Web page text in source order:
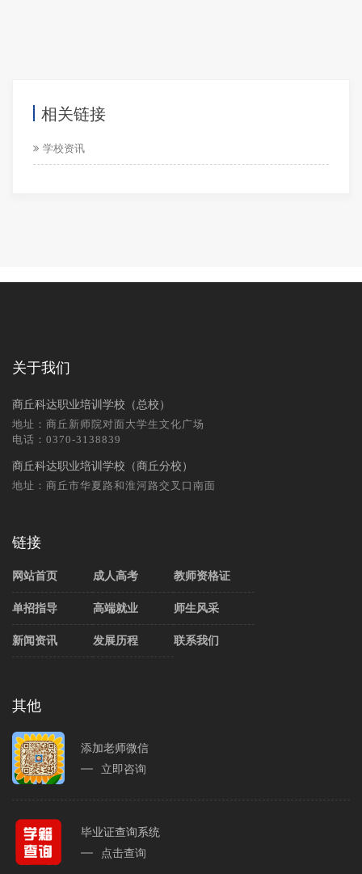
相关链接
学校资讯
关于我们
商丘科达职业培训学校（总校）
地址：商丘新师院对面大学生文化广场
电话：0370-3138839
商丘科达职业培训学校（商丘分校）
地址：商丘市华夏路和淮河路交叉口南面
链接
网站首页 成人高考 教师资格证
单招指导 高端就业 师生风采
新闻资讯 发展历程 联系我们
其他
添加老师微信
立即咨询
毕业证查询系统
点击查询